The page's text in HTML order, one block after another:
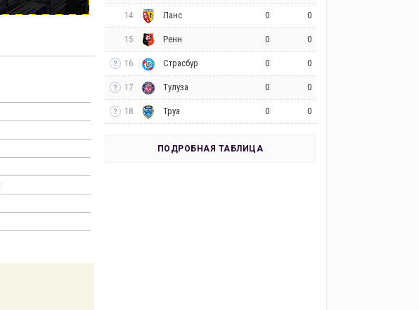
14 Ланс 0 0
15 Ренн 0 0
16 Страсбур 0 0
17 Тулуза 0 0
18 Труа 0 0
ПОДРОБНАЯ ТАБЛИЦА